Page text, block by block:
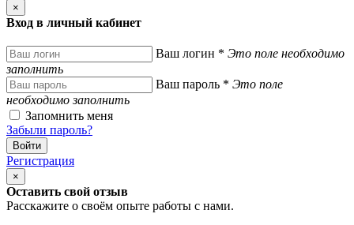
×
Вход в личный кабинет
Ваш логин * Это поле необходимо
заполнить
Ваш пароль * Это поле
необходимо заполнить
Запомнить меня
Забыли пароль?
Регистрация
×
Оставить свой отзыв
Расскажите о своём опыте работы с нами.